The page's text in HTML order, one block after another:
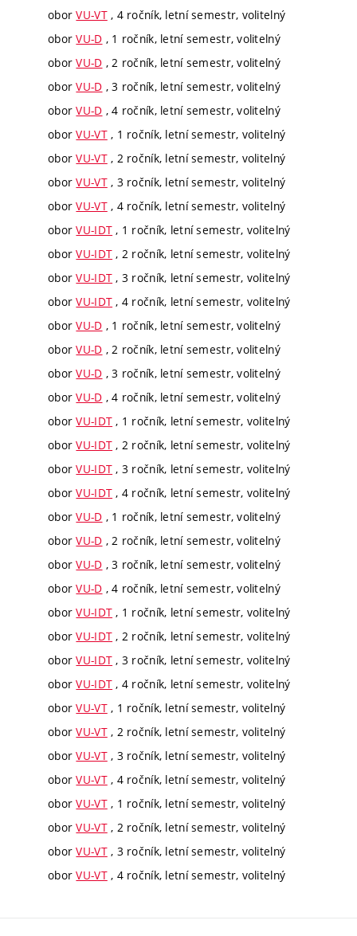
oborVU-VT, 4 ročník, letní semestr, volitelný
oborVU-D , 1 ročník, letní semestr, volitelný
oborVU-D , 2 ročník, letní semestr, volitelný
oborVU-D , 3 ročník, letní semestr, volitelný
oborVU-D , 4 ročník, letní semestr, volitelný
oborVU-VT, 1 ročník, letní semestr, volitelný
oborVU-VT, 2 ročník, letní semestr, volitelný
oborVU-VT, 3 ročník, letní semestr, volitelný
oborVU-VT, 4 ročník, letní semestr, volitelný
oborVU-IDT , 1 ročník, letní semestr, volitelný
oborVU-IDT , 2 ročník, letní semestr, volitelný
oborVU-IDT , 3 ročník, letní semestr, volitelný
oborVU-IDT , 4 ročník, letní semestr, volitelný
oborVU-D , 1 ročník, letní semestr, volitelný
oborVU-D , 2 ročník, letní semestr, volitelný
oborVU-D , 3 ročník, letní semestr, volitelný
oborVU-D , 4 ročník, letní semestr, volitelný
oborVU-IDT , 1 ročník, letní semestr, volitelný
oborVU-IDT , 2 ročník, letní semestr, volitelný
oborVU-IDT , 3 ročník, letní semestr, volitelný
oborVU-IDT , 4 ročník, letní semestr, volitelný
oborVU-D , 1 ročník, letní semestr, volitelný
oborVU-D , 2 ročník, letní semestr, volitelný
oborVU-D , 3 ročník, letní semestr, volitelný
oborVU-D , 4 ročník, letní semestr, volitelný
oborVU-IDT , 1 ročník, letní semestr, volitelný
oborVU-IDT , 2 ročník, letní semestr, volitelný
oborVU-IDT , 3 ročník, letní semestr, volitelný
oborVU-IDT , 4 ročník, letní semestr, volitelný
oborVU-VT, 1 ročník, letní semestr, volitelný
oborVU-VT, 2 ročník, letní semestr, volitelný
oborVU-VT, 3 ročník, letní semestr, volitelný
oborVU-VT, 4 ročník, letní semestr, volitelný
oborVU-VT, 1 ročník, letní semestr, volitelný
oborVU-VT, 2 ročník, letní semestr, volitelný
oborVU-VT, 3 ročník, letní semestr, volitelný
oborVU-VT, 4 ročník, letní semestr, volitelný